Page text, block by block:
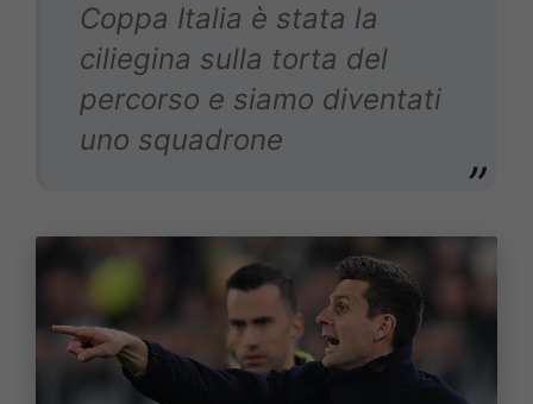
Coppa Italia è stata la
ciliegina sulla torta del
percorso e siamo diventati
uno squadrone